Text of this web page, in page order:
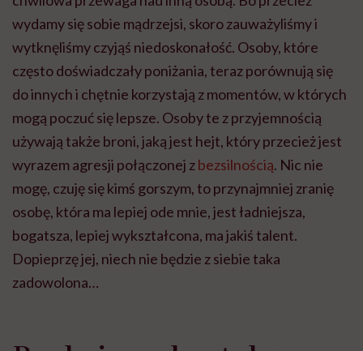
wydamy się sobie mądrzejsi, skoro zauważyliśmy i
wytknęliśmy czyjąś niedoskonałość. Osoby, które
często doświadczały poniżania, teraz porównują się
do innych i chętnie korzystają z momentów, w których
mogą poczuć się lepsze. Osoby te z przyjemnością
używają także broni, jaką jest hejt, który przecież jest
wyrazem agresji połączonej zbezsilnością. Nic nie
mogę, czuję się kimś gorszym, to przynajmniej zranię
osobę, która ma lepiej ode mnie, jest ładniejsza,
bogatsza, lepiej wykształcona, ma jakiś talent.
Dopieprzę jej, niech nie będzie z siebie taka
zadowolona…